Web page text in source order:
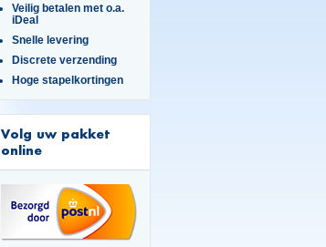
Veilig betalen met o.a.
iDeal
Snelle levering
Discrete verzending
Hoge stapelkortingen
Volg uw pakket
online